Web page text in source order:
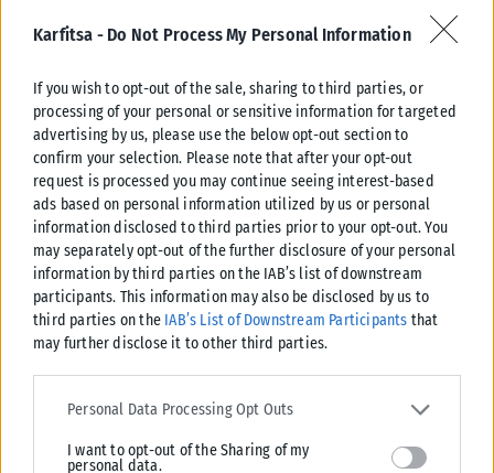
Karfitsa - Do Not Process My Personal Information
If you wish to opt-out of the sale, sharing to third parties, or
processing of your personal or sensitive information for targeted
advertising by us, please use the below opt-out section to
confirm your selection. Please note that after your opt-out
request is processed you may continue seeing interest-based
ads based on personal information utilized by us or personal
information disclosed to third parties prior to your opt-out. You
may separately opt-out of the further disclosure of your personal
information by third parties on the IAB’s list of downstream
participants. This information may also be disclosed by us to
third parties on the IAB’s List of Downstream Participants that
may further disclose it to other third parties.
Please note that this website/app uses one or more Google
services and may gather and store information including but not
deny consent to Google and its third-party tags to use your data
Personal Data Processing Opt Outs
I want to opt-out of the Sharing of my
personal data.
ΠΟΛΙΤΙΣΜΌΣ
Η Lionsgate στοχεύει σε κυκλοφορία της ταινίας «Michael 2»
στα τέλη του 2027 με αρχές του 2028
Η Lionsgate προωθεί το «Michael 2», τη συνέχεια της βιογραφικής
ΑΝΑΡΤΉΘΗΚΕ ΑΠΌKARFITSANEWS